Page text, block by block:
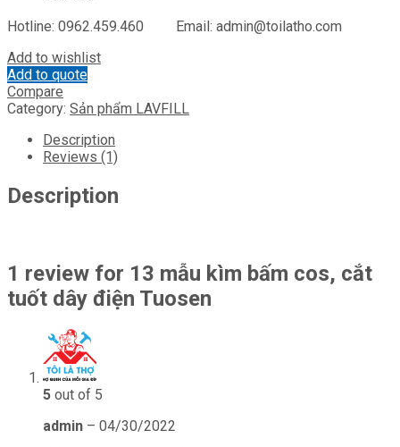
Hotline: 0962.459.460 Email: admin@toilatho.com
Add to wishlist
Add to quote
Compare
Category: Sản phẩm LAVFILL
Description
Reviews (1)
Description
1 review for 13 mẫu kìm bấm cos, cắt
tuốt dây điện Tuosen
5 out of 5
admin – 04/30/2022